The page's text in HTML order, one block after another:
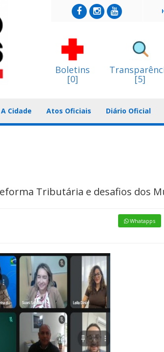
Boletins
[0] [5]
A Cidade Atos Oficiais Diário Oficial
Tributária e desafios dos
Whatapps